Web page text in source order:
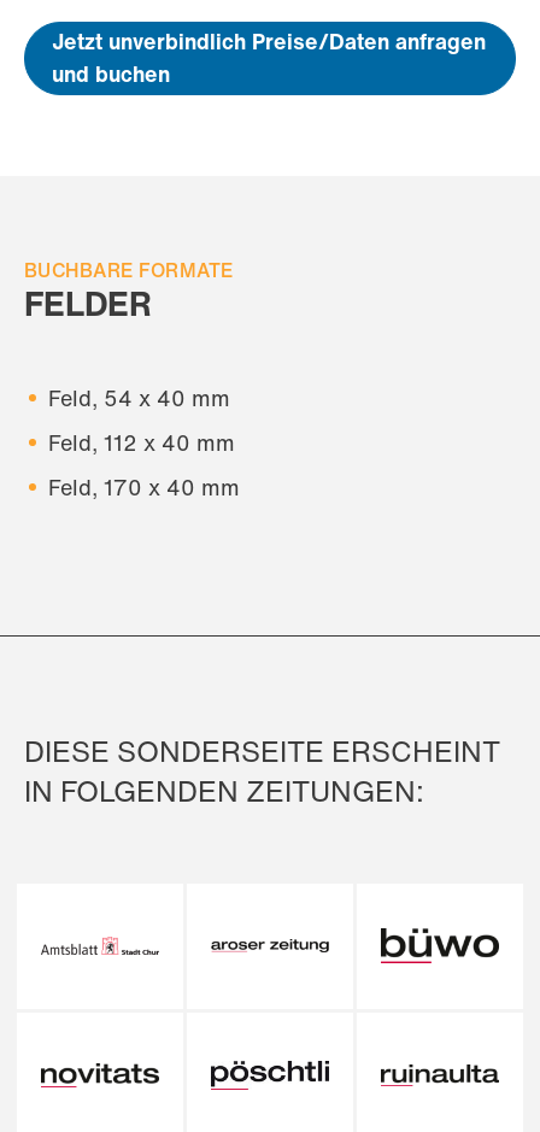
Jetzt unverbindlich Preise/Daten anfragen
und buchen
BUCHBARE FORMATE
FELDER
Feld, 54 x 40 mm
Feld, 112 x 40 mm
Feld, 170 x 40 mm
DIESE SONDERSEITE ERSCHEINT
IN FOLGENDEN ZEITUNGEN: